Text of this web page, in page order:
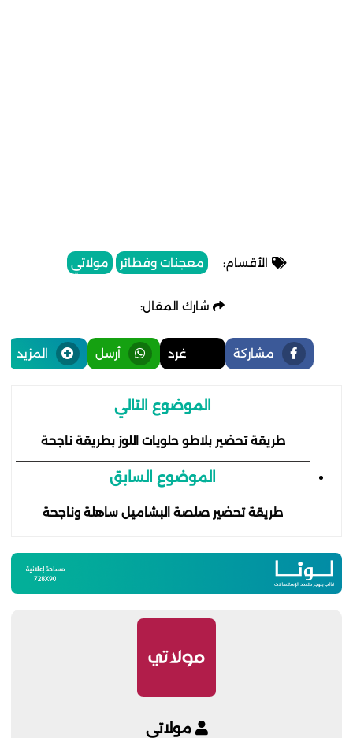
الأقسام: معجنات وفطائر مولاتي
شارك المقال:
مشاركة غرد أرسل المزيد
الموضوع التالي
طريقة تحضير بلاطو حلويات اللوز بطريقة ناجحة
الموضوع السابق
طريقة تحضير صلصة البشاميل ساهلة وناجحة
مولاتي